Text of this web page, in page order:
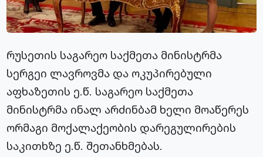
რუსეთის საგარეო საქმეთა მინისტრმა
სერგეი ლავროვმა და ოკუპირებული
აფხაზეთის ე.წ. საგარეო საქმეთა
მინისტრმა ინალ არძინბამ ხელი მოაწერეს
ორმაგი მოქალაქეობის დარეგულირების
საკითხზე ე.წ. შეთანხმებას.